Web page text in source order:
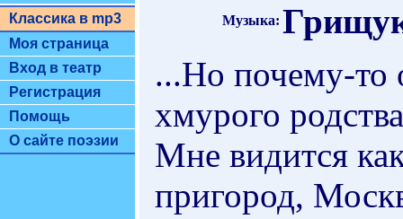
Классика в mp3
Моя страница
Вход в театр
Регистрация
Помощь
О сайте поэзии
Музыка:
...Но почему-то
хмурого родства
Мне видится
пригород,